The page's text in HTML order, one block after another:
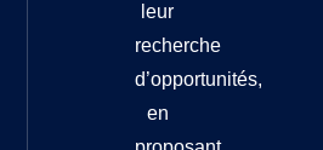
leur
recherche
d’opportunités,
en